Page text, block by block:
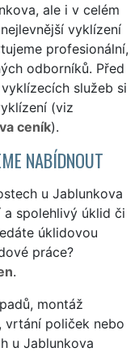
ale i v celém
vyklízení
profesionální,
odborníků. Před
služeb si
(viz
ceník).
NABÍDNOUT
u Jablunkova
spolehlivý úklid či
úklidovou
práce?
.
montáž
vrtání poliček nebo
u Jablunkova